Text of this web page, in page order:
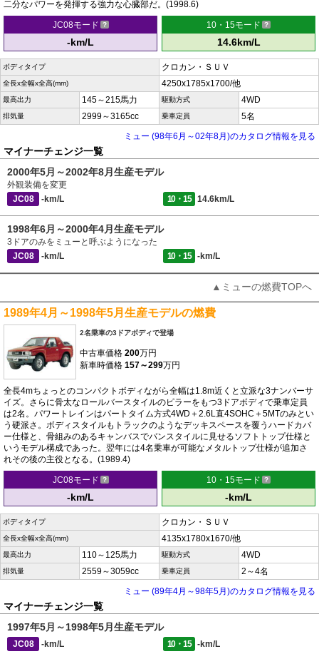
二分なパワーを発揮する強力な心臓部だ。(1998.6)
JC08モード
-km/L
10・15モード
14.6km/L
ボディタイプ クロカン・ＳＵＶ
全長x全幅x全高(mm) 4250x1785x1700/他
最高出力 145～215馬力 駆動方式 4WD
排気量 2999～3165cc 乗車定員
5名
ミュー (98年6月～02年8月)のカタログ情報を見る
マイナーチェンジ一覧
2000年5月～2002年8月生産モデル
外観装備を変更
JC08
-km/L 10・15 14.6km/L
1998年6月～2000年4月生産モデル
3ドアのみをミューと呼ぶようになった
JC08
-km/L 10・15 -km/L
▲ミューの燃費TOPへ
1989年4月～1998年5月生産モデルの燃費
2名乗車の3ドアボディで登場
中古車価格 200万円
新車時価格 157～299万円
全長4mちょっとのコンパクトボディながら全幅は1.8m近くと立派な3ナンバーサ
イズ。さらに骨太なロールバースタイルのピラーをもつ3ドアボディで乗車定員
は2名。パワートレインはパートタイム方式4WD＋2.6L直4SOHC＋5MTのみとい
う硬派さ。ボディスタイルもトラックのようなデッキスペースを覆うハードカバ
ー仕様と、骨組みのあるキャンバスでバンスタイルに見せるソフトトップ仕様と
いうモデル構成であった。翌年には4名乗車が可能なメタルトップ仕様が追加さ
れその後の主役となる。(1989.4)
JC08モード
-km/L
10・15モード
-km/L
ボディタイプ クロカン・ＳＵＶ
全長x全幅x全高(mm) 4135x1780x1670/他
最高出力 110～125馬力 駆動方式 4WD
排気量 2559～3059cc 乗車定員
2～4名
ミュー (89年4月～98年5月)のカタログ情報を見る
マイナーチェンジ一覧
1997年5月～1998年5月生産モデル
JC08 -km/L 10・15 -km/L